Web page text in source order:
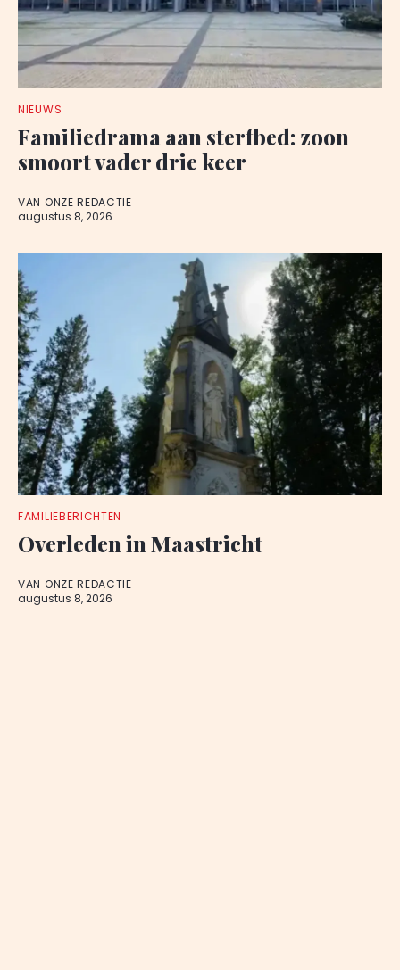
NIEUWS
Familiedrama aan sterfbed: zoon
smoort vader drie keer
VAN ONZE REDACTIE
augustus 8, 2026
FAMILIEBERICHTEN
Overleden in Maastricht
VAN ONZE REDACTIE
augustus 8, 2026